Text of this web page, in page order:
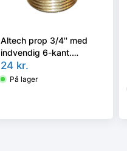
Altech prop 3/4'' med
indvendig 6-kant.
Messing
24 kr.
På lager